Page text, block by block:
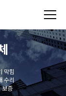
막힘
수리
보증